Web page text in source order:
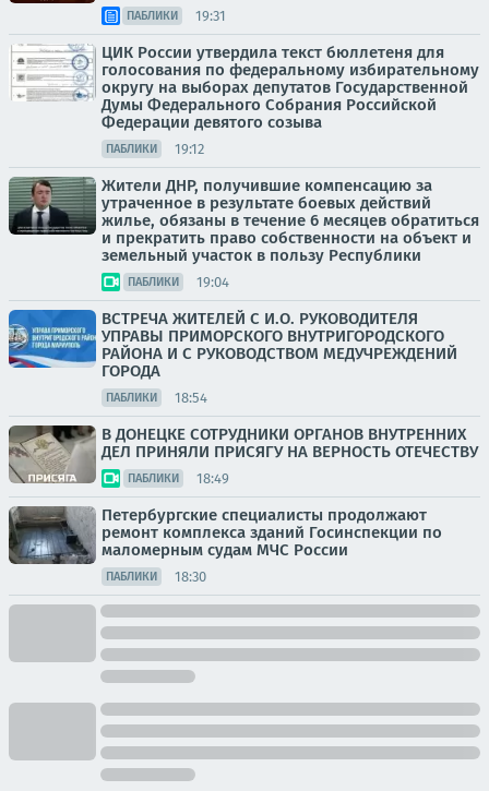
ПАБЛИКИ 19:31
ЦИК России утвердила текст бюллетеня для
голосования по федеральному избирательному
округу на выборах депутатов Государственной
Думы Федерального Собрания Российской
Федерации девятого созыва
ПАБЛИКИ 19:12
Жители ДНР, получившие компенсацию за
утраченное в результате боевых действий
жилье, обязаны в течение 6 месяцев обратиться
и прекратить право собственности на объект и
земельный участок в пользу Республики
ПАБЛИКИ 19:04
ВСТРЕЧА ЖИТЕЛЕЙ С И.О. РУКОВОДИТЕЛЯ
УПРАВЫ ПРИМОРСКОГО ВНУТРИГОРОДСКОГО
РАЙОНА И С РУКОВОДСТВОМ МЕДУЧРЕЖДЕНИЙ
ГОРОДА
ПАБЛИКИ 18:54
В ДОНЕЦКЕ СОТРУДНИКИ ОРГАНОВ ВНУТРЕННИХ
ДЕЛ ПРИНЯЛИ ПРИСЯГУ НА ВЕРНОСТЬ ОТЕЧЕСТВУ
ПАБЛИКИ 18:49
Петербургские специалисты продолжают
ремонт комплекса зданий Госинспекции по
маломерным судам МЧС России
ПАБЛИКИ 18:30